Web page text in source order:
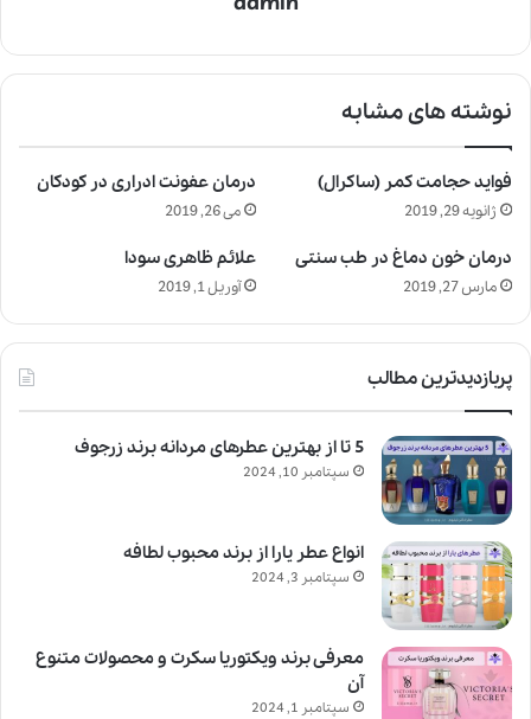
نوشته های مشابه
فواید حجامت کمر (ساکرال)
ژانویه 29, 2019
درمان عفونت ادراری در کودکان
می 26, 2019
درمان خون دماغ در طب سنتی
مارس 27, 2019
علائم ظاهری سودا
آوریل 1, 2019
پربازدیدترین مطالب
5 تا از بهترین عطرهای مردانه برند زرجوف
سپتامبر 10, 2024
انواع عطر یارا از برند محبوب لطافه
سپتامبر 3, 2024
معرفی برند ویکتوریا سکرت و محصولات متنوع
آن
سپتامبر 1, 2024